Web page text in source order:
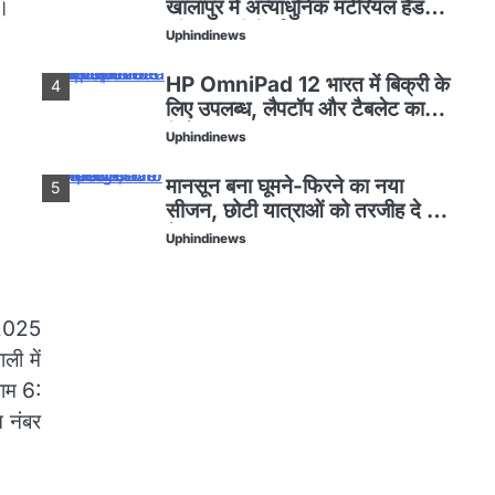
में
6:
नंबर
खालापुर में अत्याधुनिक मटेरियल हैंडलिंग
इक्विपमेंट विनिर्माण संयंत्र का शुभारंभ
Uphindinews
4
HP OmniPad 12 भारत में बिक्री के
लिए उपलब्ध, लैपटॉप और टैबलेट का
मिलेगा अनुभव
Uphindinews
5
मानसून बना घूमने-फिरने का नया
सीजन, छोटी यात्राओं को तरजीह दे रहे
हैं भारतीय: Airbnb
Uphindinews